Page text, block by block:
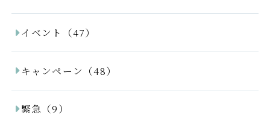
イベント（47）
キャンペーン（48）
緊急（9）